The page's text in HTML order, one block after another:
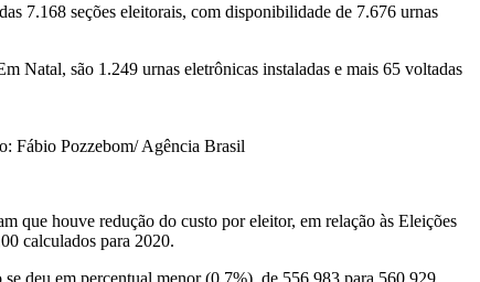
7.168 seções eleitorais, com disponibilidade de 7.676 urnas
Natal, são 1.249 urnas eletrônicas instaladas e mais 65 voltadas
Fábio Pozzebom/ Agência Brasil
que houve redução do custo por eleitor, em relação às Eleições
calculados para 2020.
deu em percentual menor (0,7%), de 556.983 para 560.929.